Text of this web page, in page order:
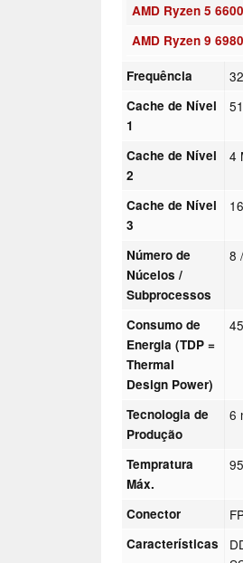
AMD Ryzen 5
AMD Ryzen 9
Frequência
Cache de Nível
1
Cache de Nível
2
4
Cache de Nível
3
Número de
Núcelos /
Subprocessos
8
Consumo de
Energia (TDP =
Thermal
Design Power)
Tecnologia de
Produção
6
Tempratura
Máx.
Conector
Características